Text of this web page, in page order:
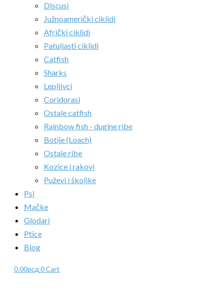
Discusi
Južnoamerički ciklidi
Afrički ciklidi
Patuljasti ciklidi
Catfish
Sharks
Lepljivci
Coridorasi
Ostale catfish
Rainbow fish - dugine ribe
Botije (Loach)
Ostale ribe
Kozice i rakovi
Puževi i školjke
Psi
Mačke
Glodari
Ptice
Blog
0.00рсд 0Cart